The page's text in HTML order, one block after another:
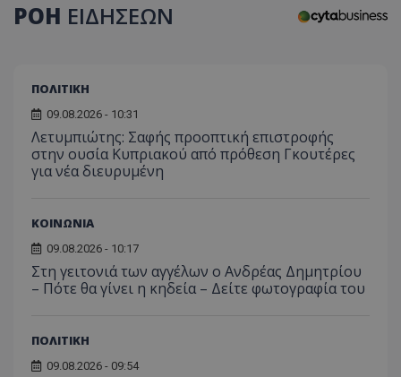
ΡΟΗ ΕΙΔΗΣΕΩΝ
ΠΟΛΙΤΙΚΗ
09.08.2026 - 10:31
Λετυμπιώτης: Σαφής προοπτική επιστροφής
στην ουσία Κυπριακού από πρόθεση Γκουτέρες
για νέα διευρυμένη
ΚΟΙΝΩΝΙΑ
09.08.2026 - 10:17
Στη γειτονιά των αγγέλων ο Ανδρέας Δημητρίου
– Πότε θα γίνει η κηδεία – Δείτε φωτογραφία του
ΠΟΛΙΤΙΚΗ
09.08.2026 - 09:54